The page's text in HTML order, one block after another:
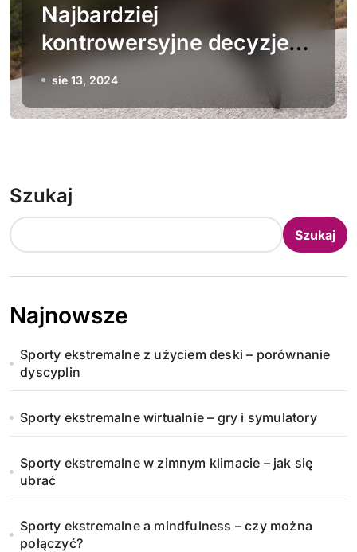
Najbardziej
kontrowersyjne decyzje
sędziowskie w historii
sie 13, 2024
Szukaj
Szukaj
Najnowsze
Sporty ekstremalne z użyciem deski – porównanie
dyscyplin
Sporty ekstremalne wirtualnie – gry i symulatory
Sporty ekstremalne w zimnym klimacie – jak się
ubrać
Sporty ekstremalne a mindfulness – czy można
połączyć?